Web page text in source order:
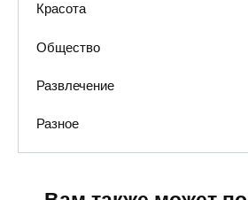
Красота
Общество
Развлечение
Разное